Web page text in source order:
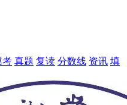
考 真题 复读 分数线 资讯 填